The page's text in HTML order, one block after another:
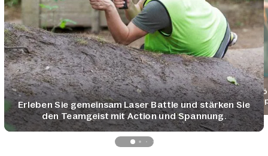
Erleben Sie gemeinsam Laser Battle und stärken Sie
den Teamgeist mit Action und Spannung.